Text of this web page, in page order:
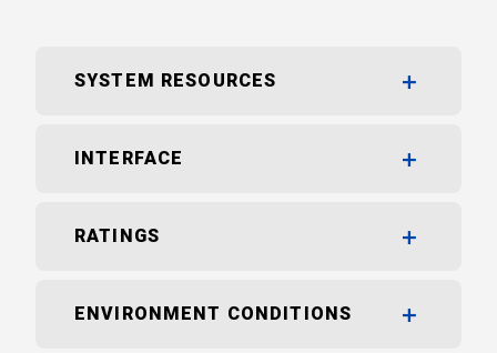
SYSTEM RESOURCES
INTERFACE
RATINGS
ENVIRONMENT CONDITIONS